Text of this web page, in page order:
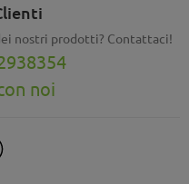
nostri prodotti? Contattaci!
noi